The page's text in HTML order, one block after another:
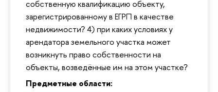
собственную квалификацию объекту,
зарегистрированному в ЕГРП в качестве
недвижимости? 4) при каких условиях у
арендатора земельного участка может
возникнуть право собственности на
объекты, возведённые им на этом участке?
Предметные области: